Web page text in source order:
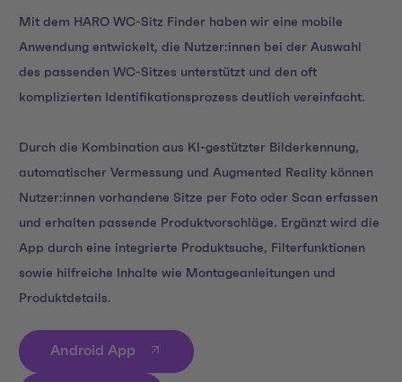
Mit dem HARO WC-Sitz Finder haben wir eine mobile
Anwendung entwickelt, die Nutzer:innen bei der Auswahl
des passenden WC-Sitzes unterstützt und den oft
komplizierten Identifikationsprozess deutlich vereinfacht.
Durch die Kombination aus KI-gestützter Bilderkennung,
automatischer Vermessung und Augmented Reality können
Nutzer:innen vorhandene Sitze per Foto oder Scan erfassen
und erhalten passende Produktvorschläge. Ergänzt wird die
App durch eine integrierte Produktsuche, Filterfunktionen
sowie hilfreiche Inhalte wie Montageanleitungen und
Produktdetails.
Android App